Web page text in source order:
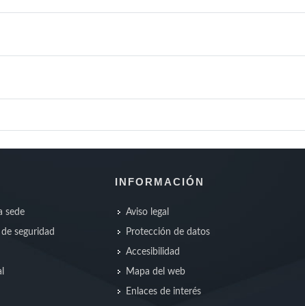
sede
seguridad
INFORMACIÓN
Aviso legal
Protección de datos
Accesibilidad
Mapa del web
Enlaces de interés